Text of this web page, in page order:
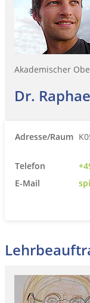
Akademischer
Dr.
Adresse/Raum
Telefon
E-Mail